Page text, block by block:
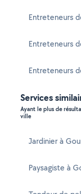
Entreteneurs
Entreteneurs
Entreteneurs
Services
Ayant le plus de
ville
Jardinier à
Paysagiste à